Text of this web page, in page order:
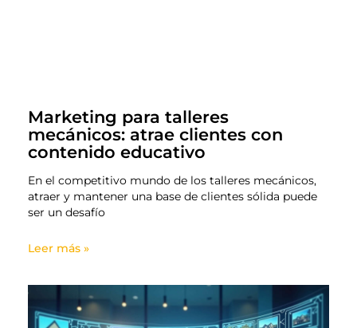
Marketing para talleres
mecánicos: atrae clientes con
contenido educativo
En el competitivo mundo de los talleres mecánicos,
atraer y mantener una base de clientes sólida puede
ser un desafío
Leer más »